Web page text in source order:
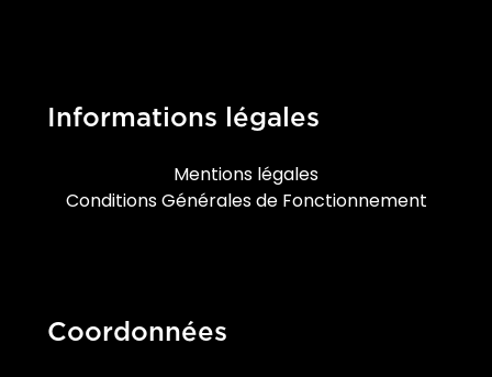
Informations légales
Mentions légales
Conditions Générales de Fonctionnement
Coordonnées